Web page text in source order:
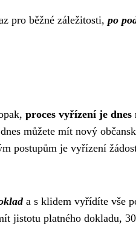
pro běžné záležitosti, po
proces vyřízení je
můžete mít nový
postupům je vyřízení
a s klidem vyřídíte vše
jistotu platného dokladu,